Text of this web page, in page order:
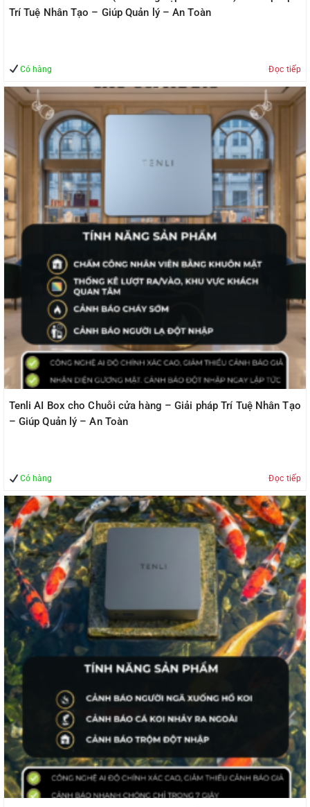
Trí Tuệ Nhân Tạo – Giúp Quản lý – An Toàn
Có hàng Đọc tiếp
Tenli AI Box cho Chuỗi cửa hàng – Giải pháp Trí Tuệ Nhân Tạo
– Giúp Quản lý – An Toàn
Có hàng Đọc tiếp